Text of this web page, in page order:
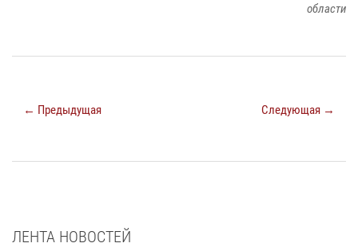
области
← Предыдущая Следующая →
ЛЕНТА НОВОСТЕЙ